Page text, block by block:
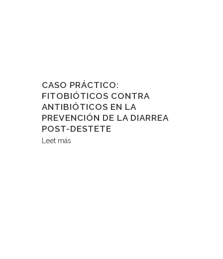
CASO PRÁCTICO:
FITOBIÓTICOS CONTRA
ANTIBIÓTICOS EN LA
PREVENCIÓN DE LA DIARREA
POST-DESTETE
Leet más